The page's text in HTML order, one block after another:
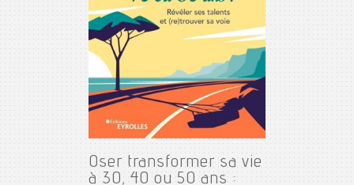
Oser transformer sa vie
à 30, 40 ou 50 ans :